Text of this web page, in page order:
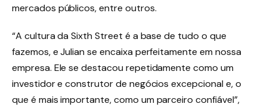
mercados públicos, entre outros.
“A cultura da Sixth Street é a base de tudo o que
fazemos, e Julian se encaixa perfeitamente em nossa
empresa. Ele se destacou repetidamente como um
investidor e construtor de negócios excepcional e, o
que é mais importante, como um parceiro confiável”,